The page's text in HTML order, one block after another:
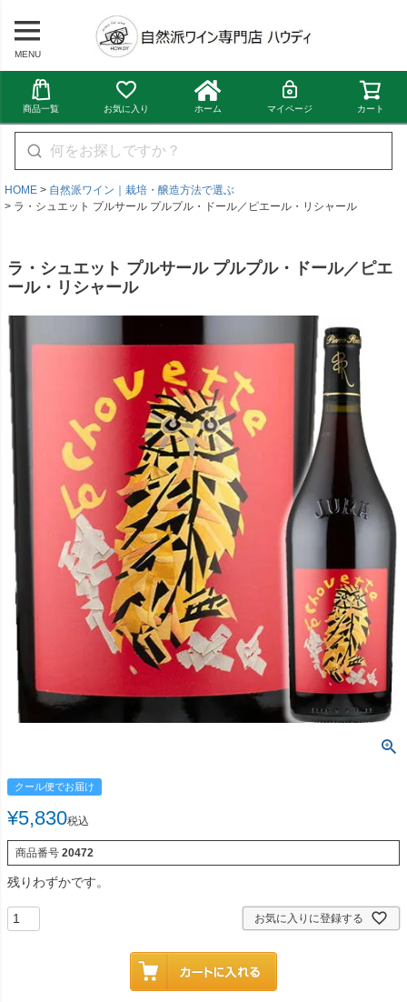
MENU
商品一覧 お気に入り ホーム マイページ カート
HOME
自然派ワイン｜栽培・醸造方法で選ぶ
ラ・シュエット プルサール プルプル・ドール／ピエール・リシャール
ラ・シュエット プルサール プルプル・ドール／ピエ
ール・リシャール
クール便でお届け
¥5,830税込
商品番号 20472
残りわずかです。
お気に入りに登録する